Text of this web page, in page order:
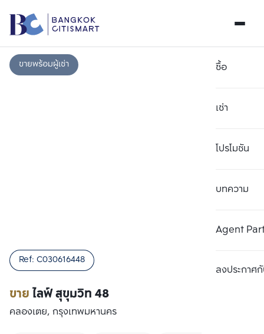
ซื้อ
เช่า
โปรโมชัน
บทความ
Agent
ลงประกาศกั
ขายพร้อมผู้เช่า
ขายไลฟ์ สุขุมวิท 48
Ref: C030616448
คลองเตย, กรุงเทพมหานคร
เปรียบเทียบ